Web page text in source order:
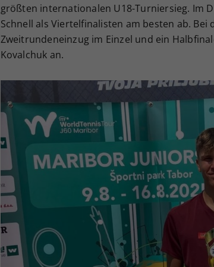
größten internationalen U18-Turniersieg. Im
Schnell als Viertelfinalisten am besten ab.
Zweitrundeneinzug im Einzel und ein
Kovalchuk an.